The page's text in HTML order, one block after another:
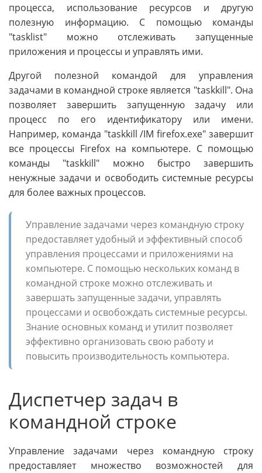
процесса, использование ресурсов и другую
полезную информацию. С помощью команды
"tasklist" можно отслеживать запущенные
приложения и процессы и управлять ими.
Другой полезной командой для управления
задачами в командной строке является "taskkill". Она
позволяет завершить запущенную задачу или
процесс по его идентификатору или имени.
Например, команда "taskkill /IM firefox.exe" завершит
все процессы Firefox на компьютере. С помощью
команды "taskkill" можно быстро завершить
ненужные задачи и освободить системные ресурсы
для более важных процессов.
Управление задачами через командную строку
предоставляет удобный и эффективный способ
управления процессами и приложениями на
компьютере. С помощью нескольких команд в
командной строке можно отслеживать и
завершать запущенные задачи, управлять
процессами и освобождать системные ресурсы.
Знание основных команд и утилит позволяет
эффективно организовать свою работу и
повысить производительность компьютера.
Диспетчер задач в
командной строке
Управление задачами через командную строку
предоставляет множество возможностей для